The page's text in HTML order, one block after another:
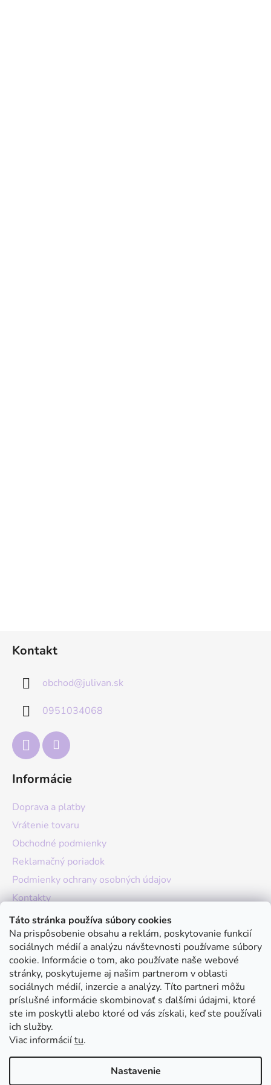
Táto stránka používa súbory cookies
Na prispôsobenie obsahu a reklám, poskytovanie funkcií
sociálnych médií a analýzu návštevnosti používame súbory
cookie. Informácie o tom, ako používate naše webové
stránky, poskytujeme aj našim partnerom v oblasti
sociálnych médií, inzercie a analýzy. Títo partneri môžu
príslušné informácie skombinovať s ďalšími údajmi, ktoré
ste im poskytli alebo ktoré od vás získali, keď ste používali
ich služby.
Viac informáciítu.
Nastavenie
Kontakt
obchod@julivan.sk
0951034068
Informácie
Doprava a platby
Vrátenie tovaru
Obchodné podmienky
Reklamačný poriadok
Podmienky ochrany osobných údajov
Kontakty
O nás
Hodnotenie obchodu
Moja objednávka
Instagram